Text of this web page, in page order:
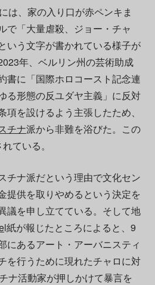
は、家の入り口が赤ペンキま
で「大量虐殺、ジョー・チャ
いう文字が書かれている様子が
年、ベルリン州の芸術助成
書に「国際ホロコースト記念連
る形態の反ユダヤ主義」に反対
を設けるよう主張したため、
チナ派から非難を浴びた。この
ている。
チナ派だという理由で文化セン
提供を取りやめるという決定を
議を申し立てている。そして地
l紙が報じたところによると、9
にあるアート・アーバニスティ
を行うために現れたチャロに対
ナ活動家が押しかけて暴言を